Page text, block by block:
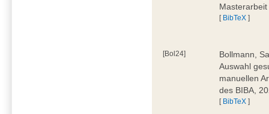
[ BibTeX ]
[Bol24]
Bollmann,
Auswahl
manuellen
des BIBA,
[ BibTeX ]